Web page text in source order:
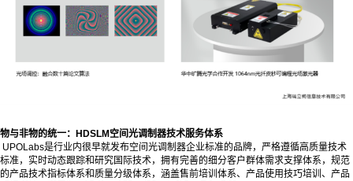
物与非物的统一：HDSLM空间光调制器技术服务体系
UPOLabs是行业内很早就发布空间光调制器企业标准的品牌，严格遵循高质量技术
标准，实时动态跟踪和研究国际技术，拥有完善的细分客户群体需求支撑体系，规范
的产品技术指标体系和质量分级体系，涵盖售前培训体系、产品使用技巧培训、产品